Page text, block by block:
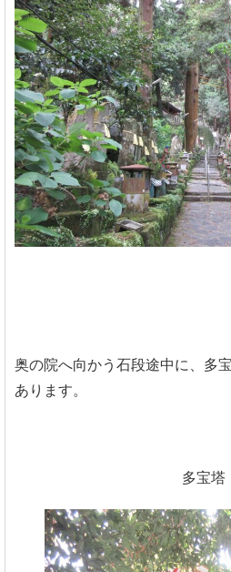
奥の院へ向かう石段途中に、多
あります。
多宝塔